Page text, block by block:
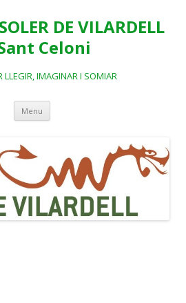
DE VILARDELL
Celoni
LLEGIR, IMAGINAR I SOMIAR
Menu Skip
content